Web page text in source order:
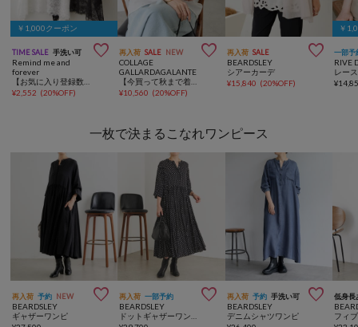
￥1,000クーポン
TIME SALE 手洗い可 
Remind me and
forever
¥2,552 (20%OFF)
再入荷 SALE NEW 
COLLAGE
GALLARDAGALANTE
¥10,560 (20%OFF)
再入荷 SALE 
BEARDSLEY
シアーカーデ
¥15,840 (20%OFF)
￥
一部予
RIVE
¥
一枚で決まるこなれワンピース
再入荷 予約 NEW 
BEARDSLEY
ギャザーワンピ
再入荷 一部予約 
BEARDSLEY
再入荷 予約 手洗い可 
BEARDSLEY
デニムシャツワンピ
低身長